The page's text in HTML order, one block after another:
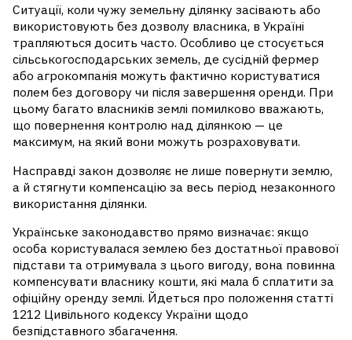
Ситуації, коли чужу земельну ділянку засівають або
використовують без дозволу власника, в Україні
трапляються досить часто. Особливо це стосується
сільськогосподарських земель, де сусідній фермер
або агрокомпанія можуть фактично користуватися
полем без договору чи після завершення оренди. При
цьому багато власників землі помилково вважають,
що повернення контролю над ділянкою — це
максимум, на який вони можуть розраховувати.
Насправді закон дозволяє не лише повернути землю,
а й стягнути компенсацію за весь період незаконного
використання ділянки.
Українське законодавство прямо визначає: якщо
особа користувалася землею без достатньої правової
підстави та отримувала з цього вигоду, вона повинна
компенсувати власнику кошти, які мала б сплатити за
офіційну оренду землі. Йдеться про положення статті
1212 Цивільного кодексу України щодо
безпідставного збагачення.